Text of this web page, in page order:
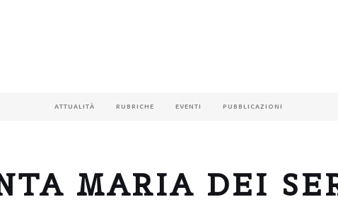
ATTUALITÀ RUBRICHE EVENTI PUBBLICAZIONI
MARIA DEI